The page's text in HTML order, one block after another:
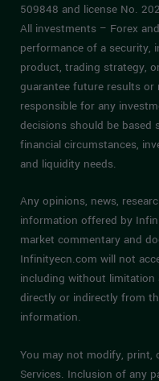
509848 and license No.
All investments – Forex
performance of a security,
product, trading strategy,
guarantee future results
responsible for any
decisions should be based
financial circumstances,
and liquidity needs.
Any opinions, news,
information offered by
market commentary and
Infinityecn.com will not
including without
directly or indirectly from
information.
You may not modify, print,
Services. Inclusion of any